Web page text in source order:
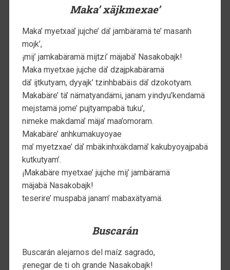
Maka’ xäjkmexae’
Maka’ myetxaä’ jujche’ dä’ jambäramä te’ masanh
mojk’,
¡mij’ jamkabäramä mijtzi’ mäjabä’ Nasakobajk!
Maka myetxae jujche dä’ dzajpkabäramä
dä’ ijtkutyam, dyyajk’ tzinhbabäis dä’ dzokotyam.
Makabäre’ tä’ nämatyandämi, janam yindyu’kendamä
mejstamä jome’ pujtyampabä tuku’,
nimeke makdamä’ mäja’ maa’omoram.
Makabäre’ anhkumakuyoyae
ma’ myetzxae’ dä’ mbäkinhxäkdamä’ kakubyoyajpabä
kutkutyam’.
¡Makabäre myetxae’ jujche mij’ jambäramä
mäjabä Nasakobajk!
teserire’ muspabä janam’ mabaxätyamä.
Buscarán
Buscarán alejarnos del maíz sagrado,
¡renegar de ti oh grande Nasakobajk!